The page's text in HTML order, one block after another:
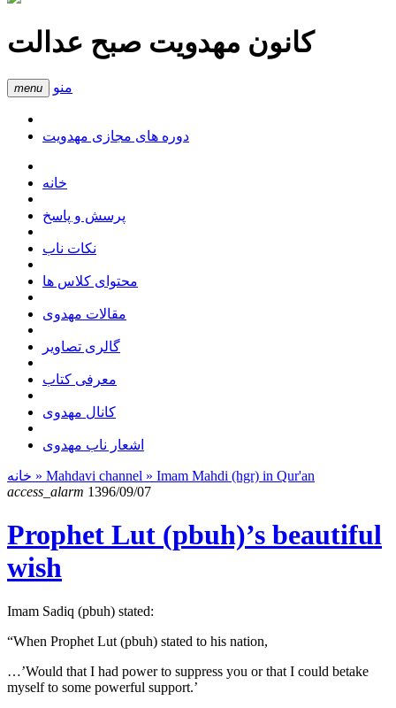
کانون مهدویت صبح عدالت
menu منو
دوره های مجازی مهدویت
خانه
پرسش و پاسخ
نکات ناب
محتوای کلاس ها
مقالات مهدوی
گالری تصاویر
معرفی کتاب
کانال مهدوی
اشعار ناب مهدوی
» Mahdavi channel » Imam Mahdi (hgr) in Qur'an
access_alarm 1396/09/07
Prophet Lut (pbuh)’s beautiful
wish
Imam Sadiq (pbuh) stated:
“When Prophet Lut (pbuh) stated to his nation,
…’Would that I had power to suppress you or that I could betake
myself to some powerful support.’